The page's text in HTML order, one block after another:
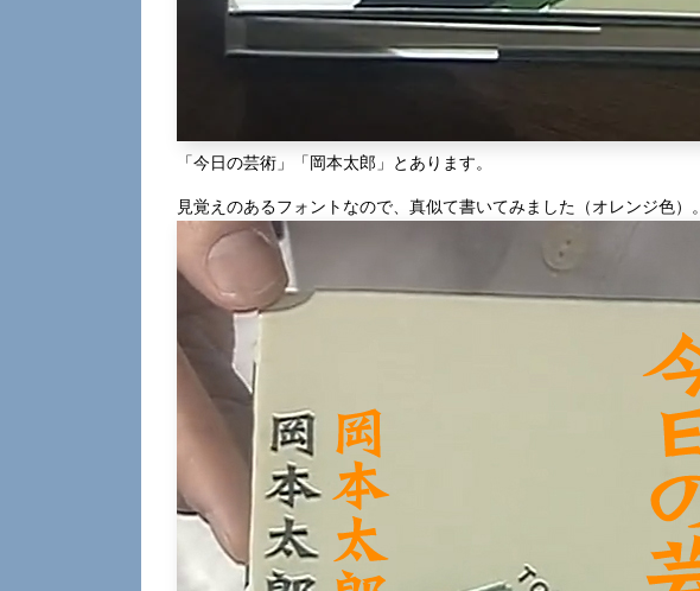
「今日の芸術」「岡本太郎」とあります。
見覚えのあるフォントなので、真似て書いてみました（オレンジ色）。